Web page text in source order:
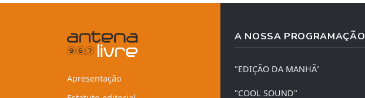
Apresentação
A NOSSA PROGRAMAÇÃO
"EDIÇÃO DA MANHÃ"
"COOL SOUND"